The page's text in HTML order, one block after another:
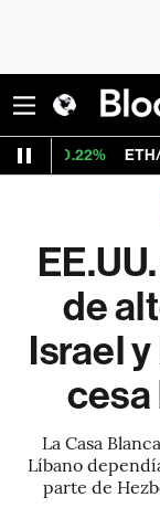
ETH/USD 1,876.463
de
Israel
cesa
La Casa
Líbano
parte de